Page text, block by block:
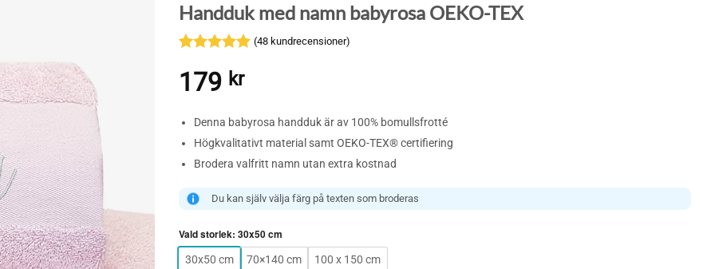
Handduk med namn babyrosa OEKO-TEX
4.94av 5
baserat på
(48 kundrecensioner)
179 kr
Denna babyrosa handduk är av 100% bomullsfrotté
Högkvalitativt material samt OEKO-TEX® certifiering
Brodera valfritt namn utan extra kostnad
Du kan själv välja färg på texten som broderas
Vald storlek: 30x50 cm
30x50 cm 70×140 cm 100 x 150 cm